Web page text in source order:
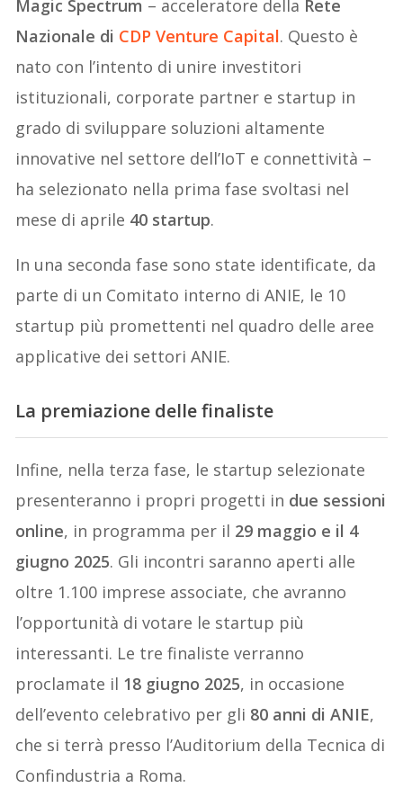
Magic Spectrum – acceleratore della Rete
Nazionale di CDP Venture Capital. Questo è
nato con l’intento di unire investitori
istituzionali, corporate partner e startup in
grado di sviluppare soluzioni altamente
innovative nel settore dell’IoT e connettività –
ha selezionato nella prima fase svoltasi nel
mese di aprile 40 startup.
In una seconda fase sono state identificate, da
parte di un Comitato interno di ANIE, le 10
startup più promettenti nel quadro delle aree
applicative dei settori ANIE.
La premiazione delle finaliste
Infine, nella terza fase, le startup selezionate
presenteranno i propri progetti in due sessioni
online, in programma per il 29 maggio e il 4
giugno 2025. Gli incontri saranno aperti alle
oltre 1.100 imprese associate, che avranno
l’opportunità di votare le startup più
interessanti. Le tre finaliste verranno
proclamate il 18 giugno 2025, in occasione
dell’evento celebrativo per gli 80 anni di ANIE,
che si terrà presso l’Auditorium della Tecnica di
Confindustria a Roma.